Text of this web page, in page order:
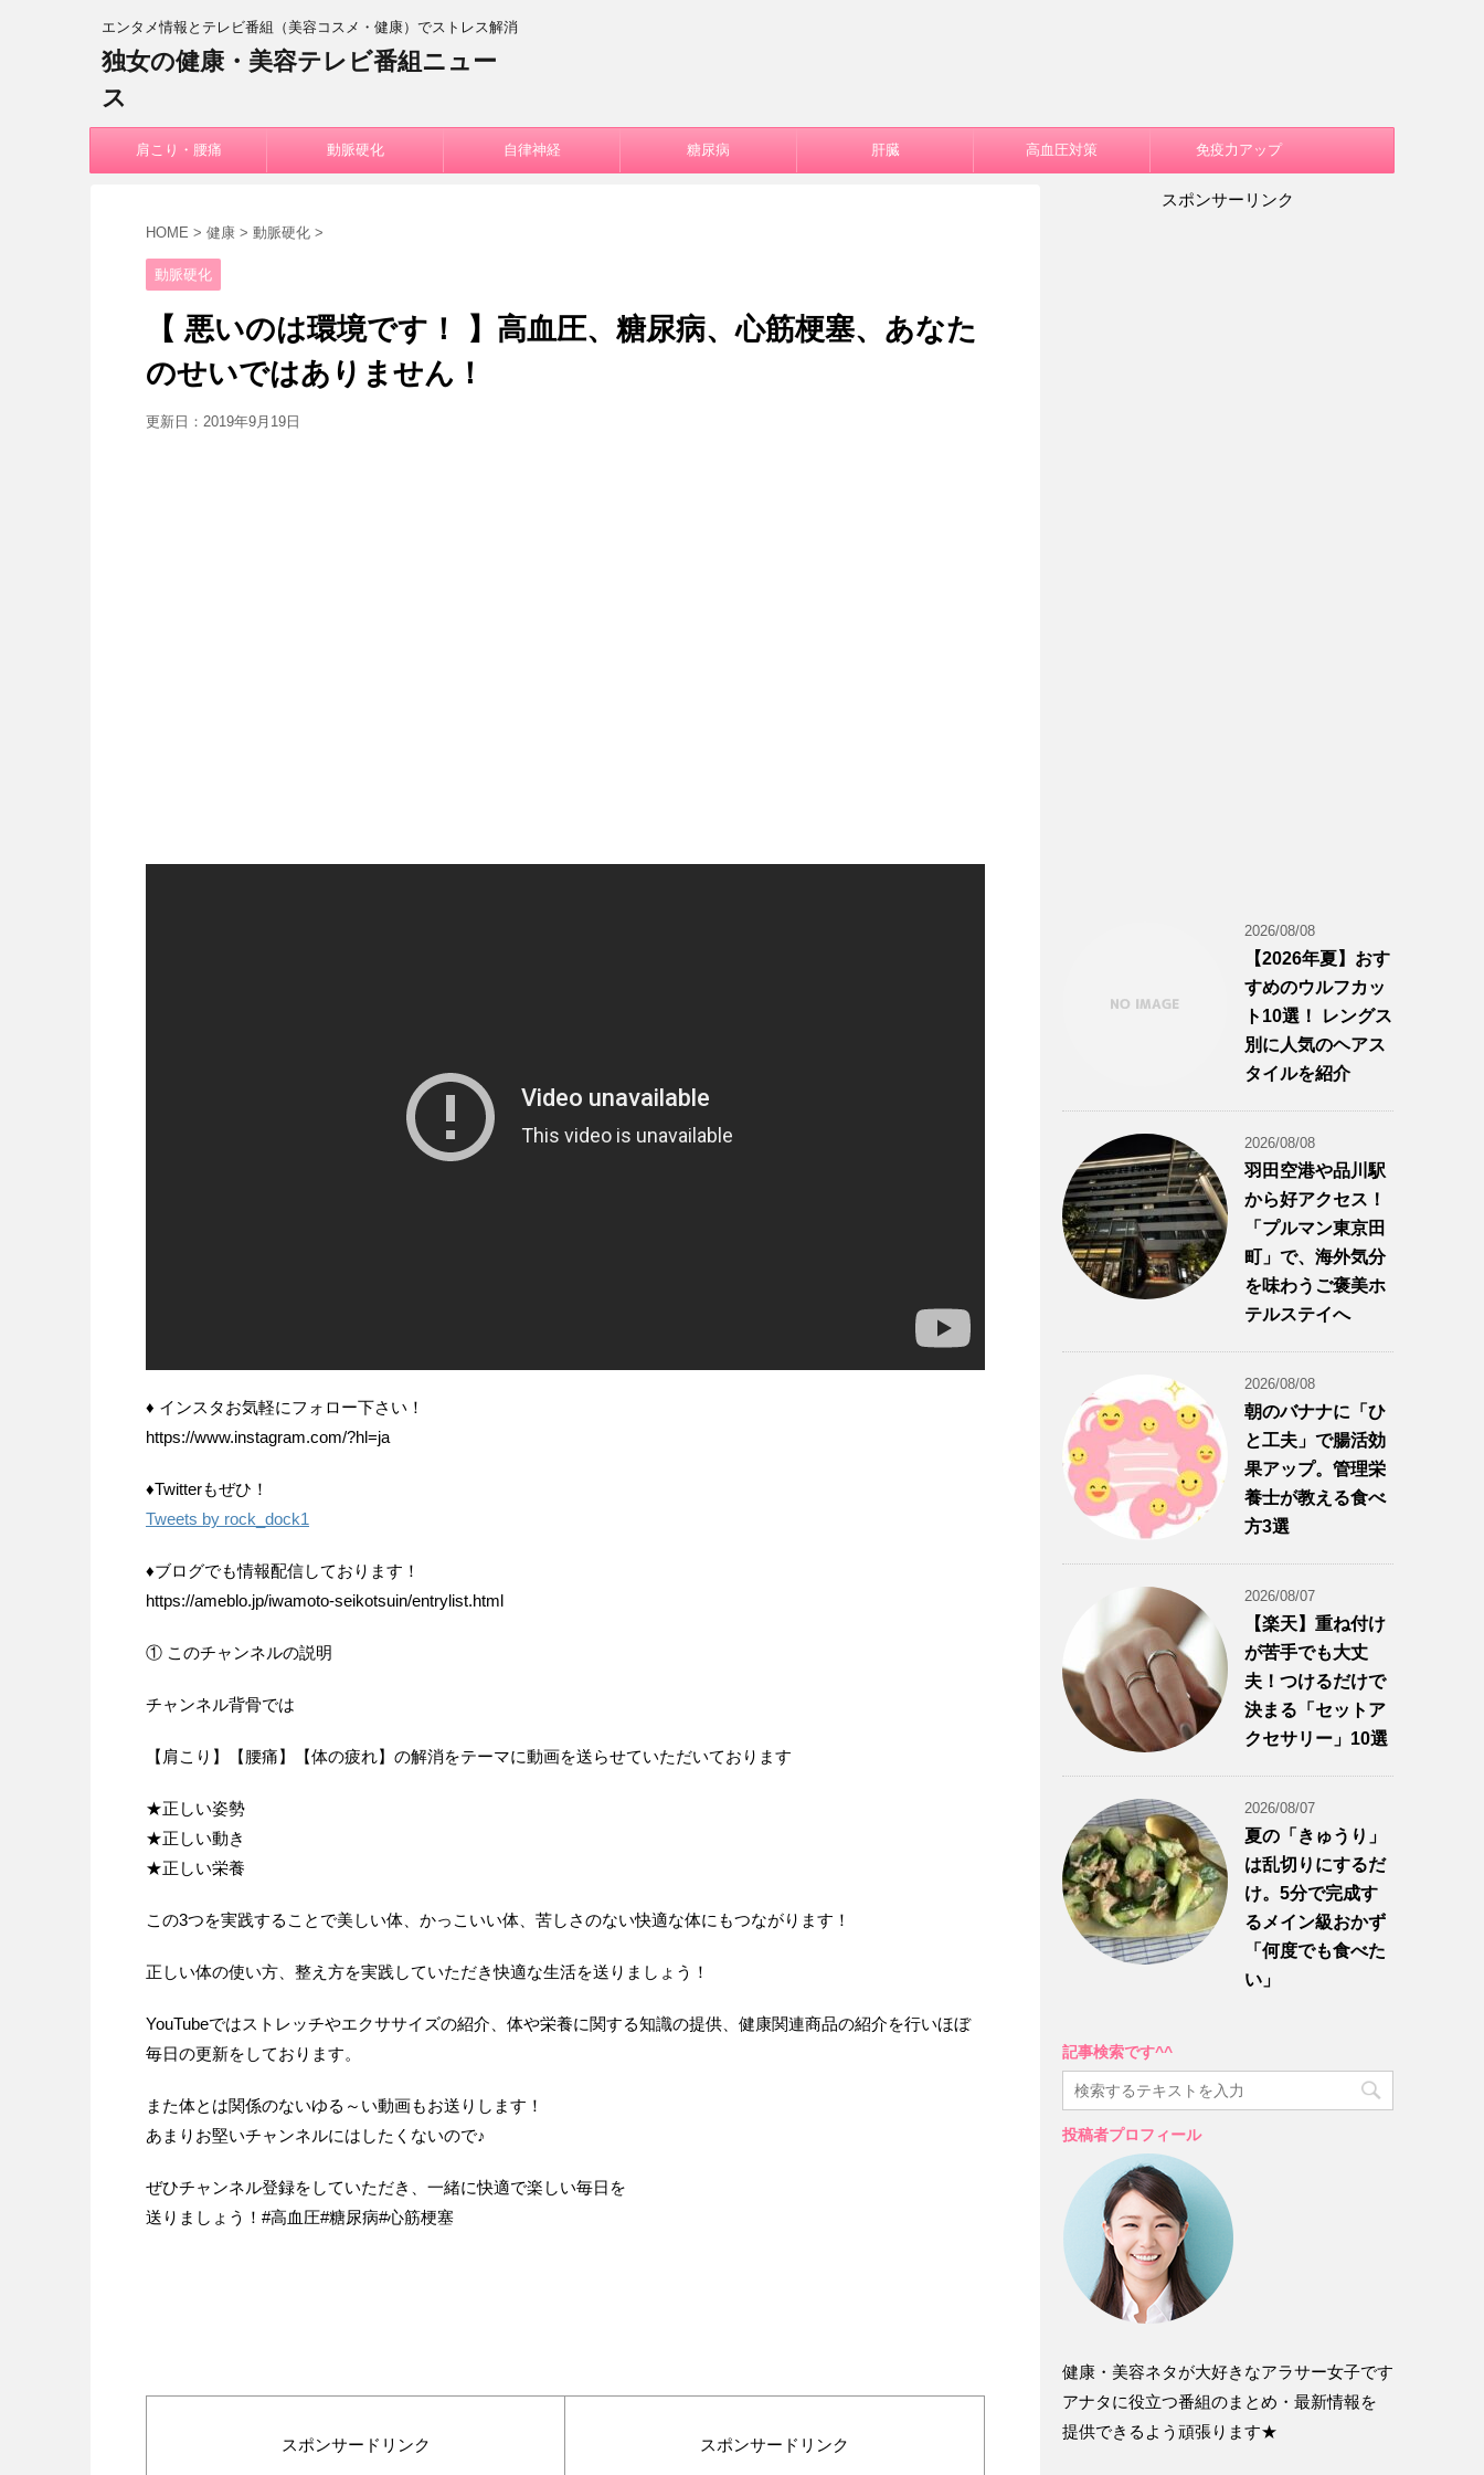
エンタメ情報とテレビ番組（美容コスメ・健康）でストレス解消
独女の健康・美容テレビ番組ニュー
ス
肩こり・腰痛 動脈硬化 自律神経 糖尿病 肝臓 高血圧対策 免疫力アップ
HOME > 健康 > 動脈硬化 >
動脈硬化
【 悪いのは環境です！ 】高血圧、糖尿病、心筋梗塞、あなた
のせいではありません！
更新日： 2019年9月19日
♦ インスタお気軽にフォロー下さい！
https://www.instagram.com/?hl=ja
♦Twitterもぜひ！
Tweets by rock_dock1
♦ブログでも情報配信しております！
https://ameblo.jp/iwamoto-seikotsuin/entrylist.html
① このチャンネルの説明
チャンネル背骨では
【肩こり】【腰痛】【体の疲れ】の解消をテーマに動画を送らせていただいております
★正しい姿勢
★正しい動き
★正しい栄養
この3つを実践することで美しい体、かっこいい体、苦しさのない快適な体にもつながります！
正しい体の使い方、整え方を実践していただき快適な生活を送りましょう！
YouTubeではストレッチやエクササイズの紹介、体や栄養に関する知識の提供、健康関連商品の紹介を行いほぼ
毎日の更新をしております。
また体とは関係のないゆる～い動画もお送りします！
あまりお堅いチャンネルにはしたくないので♪
ぜひチャンネル登録をしていただき、一緒に快適で楽しい毎日を
送りましょう！#高血圧#糖尿病#心筋梗塞
スポンサードリンク スポンサードリンク
スポンサーリンク
2026/08/08
【2026年夏】おす
すめのウルフカッ
ト10選！ レングス
別に人気のヘアス
タイルを紹介
2026/08/08
羽田空港や品川駅
から好アクセス！
「プルマン東京田
町」で、海外気分
を味わうご褒美ホ
テルステイへ
2026/08/08
朝のバナナに「ひ
と工夫」で腸活効
果アップ。管理栄
養士が教える食べ
方3選
2026/08/07
【楽天】重ね付け
が苦手でも大丈
夫！つけるだけで
決まる「セットア
クセサリー」10選
2026/08/07
夏の「きゅうり」
は乱切りにするだ
け。5分で完成す
るメイン級おかず
「何度でも食べた
い」
記事検索です^^
投稿者プロフィール
健康・美容ネタが大好きなアラサー女子です
アナタに役立つ番組のまとめ・最新情報を
提供できるよう頑張ります★